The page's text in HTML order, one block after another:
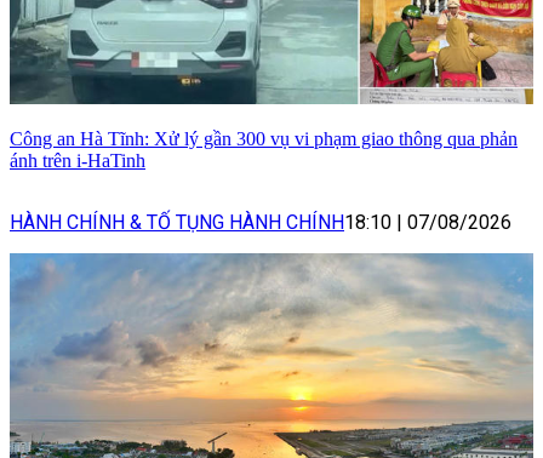
Công an Hà Tĩnh: Xử lý gần 300 vụ vi phạm giao thông qua phản
ánh trên i-HaTinh
HÀNH CHÍNH & TỐ TỤNG HÀNH CHÍNH18:10 07/08/2026